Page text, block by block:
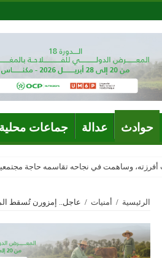
حوادث عدالة جماعات محلية
أفرزته، وساهمت في نجاحه تقاسمه حاجة
الرئيسية / أمنيات / عاجل.. إمزورن تُسقط